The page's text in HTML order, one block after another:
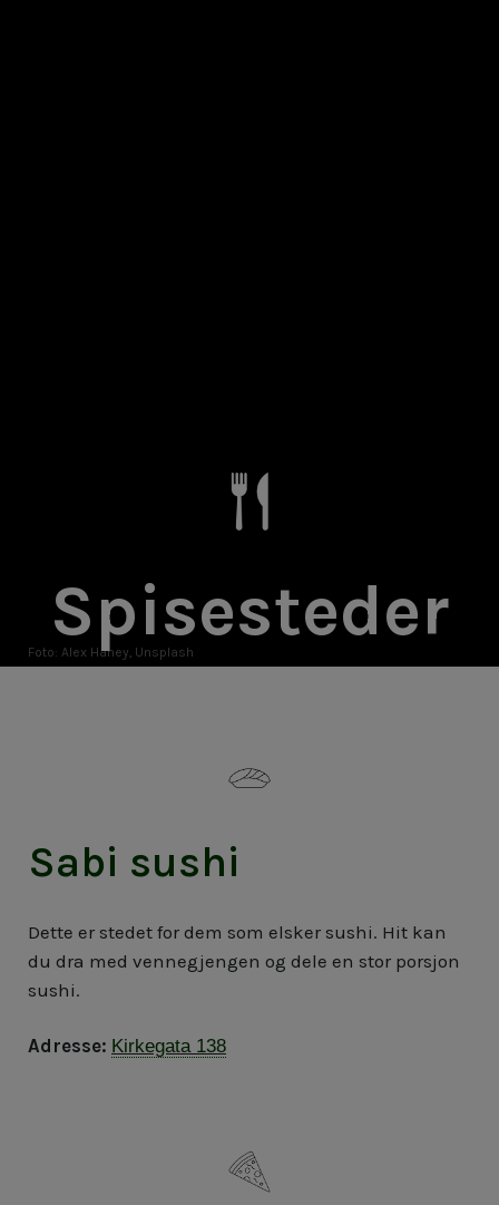
Spisesteder
Foto: Alex Haney, Unsplash
Sabi sushi
Dette er stedet for dem som elsker sushi. Hit kan
du dra med vennegjengen og dele en stor porsjon
sushi.
Adresse: Kirkegata 138